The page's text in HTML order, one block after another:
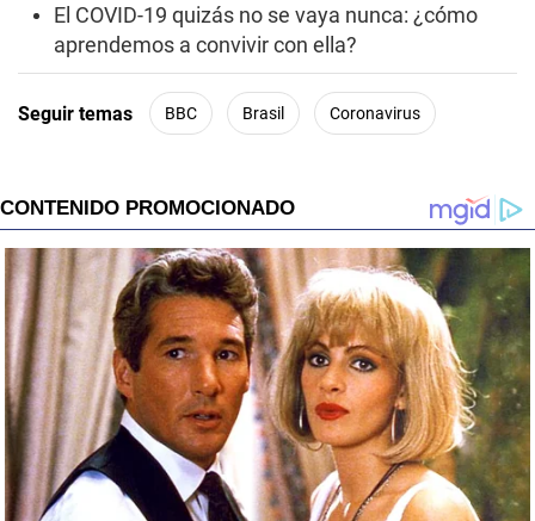
El COVID-19 quizás no se vaya nunca: ¿cómo
aprendemos a convivir con ella?
Seguir temas BBC Brasil Coronavirus